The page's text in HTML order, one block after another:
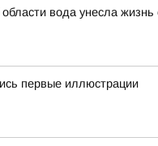
вода унесла
первые иллюстрации